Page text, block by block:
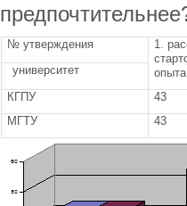
№ утверждения
1.
опыта
университет
КГПУ
43
МГТУ
43